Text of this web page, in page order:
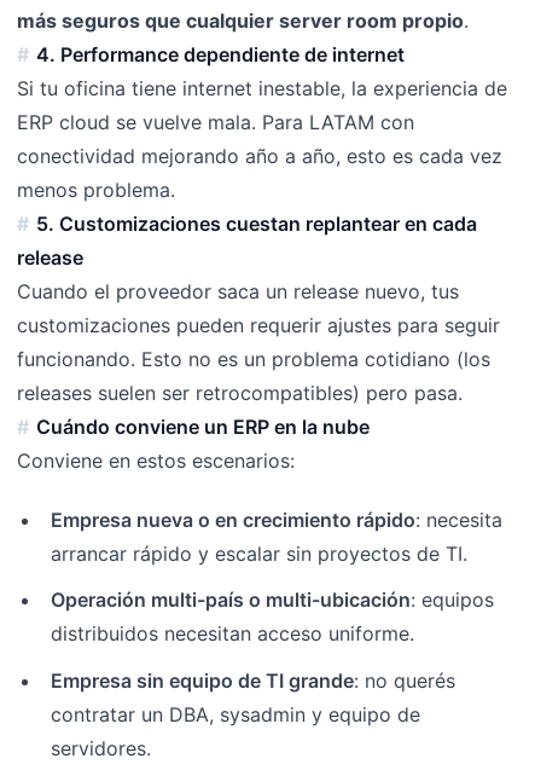
más seguros que cualquier server room propio.
4. Performance dependiente de internet
Si tu oficina tiene internet inestable, la experiencia de
ERP cloud se vuelve mala. Para LATAM con
conectividad mejorando año a año, esto es cada vez
menos problema.
5. Customizaciones cuestan replantear en cada
release
Cuando el proveedor saca un release nuevo, tus
customizaciones pueden requerir ajustes para seguir
funcionando. Esto no es un problema cotidiano (los
releases suelen ser retrocompatibles) pero pasa.
Cuándo conviene un ERP en la nube
Conviene en estos escenarios:
Empresa nueva o en crecimiento rápido: necesita
arrancar rápido y escalar sin proyectos de TI.
Operación multi-país o multi-ubicación: equipos
distribuidos necesitan acceso uniforme.
Empresa sin equipo de TI grande: no querés
contratar un DBA, sysadmin y equipo de
servidores.